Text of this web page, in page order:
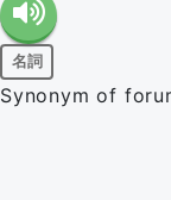
名詞
Synonym of